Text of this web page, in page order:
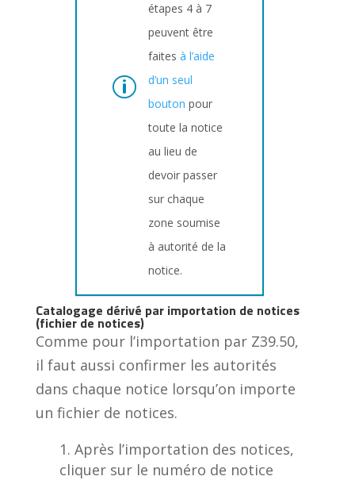
étapes 4 à 7
peuvent être
faites à l’aide
d’un seul
bouton pour
toute la notice
au lieu de
devoir passer
sur chaque
zone soumise
à autorité de la
notice.
Catalogage dérivé par importation de notices
(fichier de notices)
Comme pour l’importation par Z39.50,
il faut aussi confirmer les autorités
dans chaque notice lorsqu’on importe
un fichier de notices.
Après l’importation des notices,
cliquer sur le numéro de notice